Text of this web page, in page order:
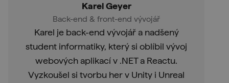
Karel Geyer
Back-end & front-end vývojář
Karel je back-end vývojář a nadšený
student informatiky, který si oblíbil vývoj
webových aplikací v .NET a Reactu.
Vyzkoušel si tvorbu her v Unity i Unreal